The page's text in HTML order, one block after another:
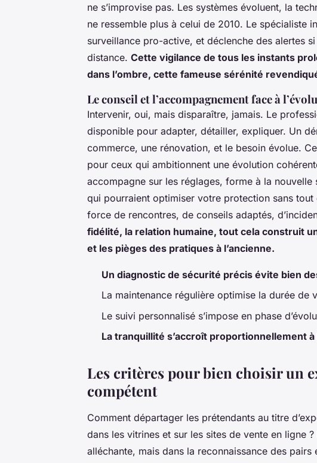
ne s’improvise pas. Les systèmes évoluent, la
ne ressemble plus à celui de 2010. Le spécialiste
surveillance pro-active, et déclenche des alertes
distance. Cette vigilance de tous les instants
dans l’ombre, cette fameuse sérénité
Le conseil et l’accompagnement face à
Intervenir, oui, mais disparaître, jamais. Le
disponible pour adapter, détailler, expliquer. Un
commerce, une rénovation, et le besoin évolue.
pour ceux qui ambitionnent une évolution
accompagne sur les réglages, forme à la
qui pourraient optimiser votre protection sans tout
force de rencontres, de conseils adaptés,
fidélité, la relation humaine, tout cela construit
et les pièges des pratiques à l’ancienne.
Un diagnostic de sécurité précis évite bien
La maintenance régulière optimise la durée de
Le suivi personnalisé s’impose en phase
La tranquillité s’accroît proportionnellement
Les critères pour bien choisir un
compétent
Comment départager les prétendants au titre
dans les vitrines et sur les sites de vente en ligne
alléchante, mais dans la reconnaissance des